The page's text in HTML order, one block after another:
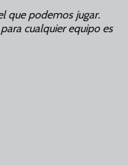
que podemos jugar.
cualquier equipo es